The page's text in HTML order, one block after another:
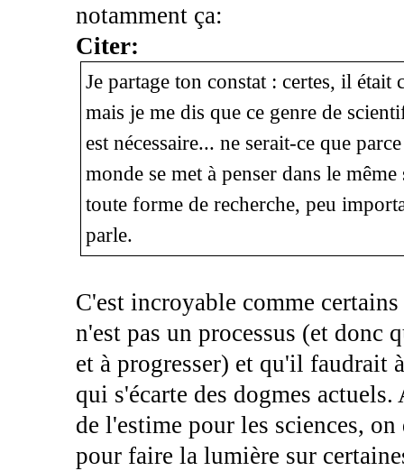
notamment ça:
Citer:
Je partage ton constat : certes, il était
mais je me dis que ce genre de
est nécessaire... ne serait-ce que
monde se met à penser dans le
toute forme de recherche, peu
parle.
C'est incroyable comme
n'est pas un processus (et donc
et à progresser) et qu'il faudrait
qui s'écarte des dogmes
de l'estime pour les sciences,
pour faire la lumière sur